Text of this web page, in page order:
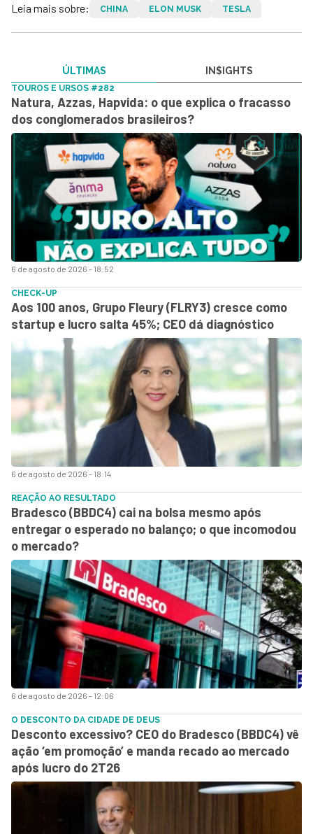
Leia mais sobre: CHINA ELON MUSK TESLA
ÚLTIMAS IN$IGHTS
6 de agosto de 2026 - 18:52
TOUROS E URSOS #282
Natura, Azzas, Hapvida: o que explica o fracasso
dos conglomerados brasileiros?
6 de agosto de 2026 - 18:14
CHECK-UP
Aos 100 anos, Grupo Fleury (FLRY3) cresce como
startup e lucro salta 45%; CEO dá diagnóstico
6 de agosto de 2026 - 12:06
REAÇÃO AO RESULTADO
Bradesco (BBDC4) cai na bolsa mesmo após
entregar o esperado no balanço; o que incomodou
o mercado?
O DESCONTO DA CIDADE DE DEUS
Desconto excessivo? CEO do Bradesco (BBDC4) vê
ação ‘em promoção’ e manda recado ao mercado
após lucro do 2T26